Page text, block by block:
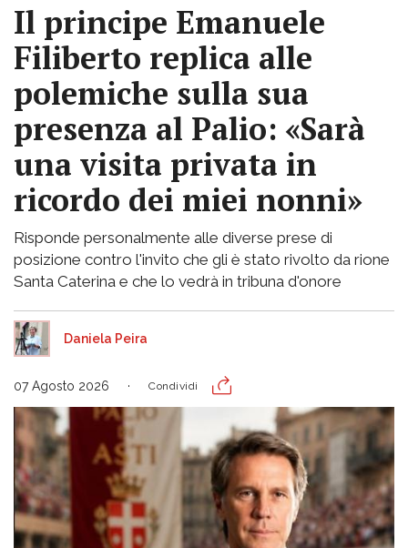
Il principe Emanuele
Filiberto replica alle
polemiche sulla sua
presenza al Palio: «Sarà
una visita privata in
ricordo dei miei nonni»
Risponde personalmente alle diverse prese di
posizione contro l'invito che gli è stato rivolto da rione
Santa Caterina e che lo vedrà in tribuna d'onore
Daniela Peira
07 Agosto 2026 Condividi